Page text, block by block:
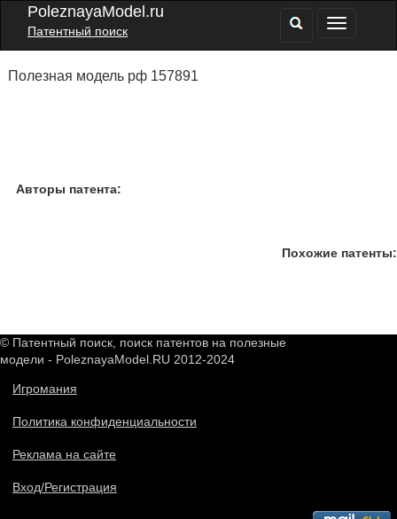
PoleznayaModel.ru
Патентный поиск
Полезная модель рф 157891
Авторы патента:
Похожие патенты:
© Патентный поиск, поиск патентов на полезные
модели - PoleznayaModel.RU 2012-2024
Игромания
Политика конфиденциальности
Реклама на сайте
Вход/Регистрация